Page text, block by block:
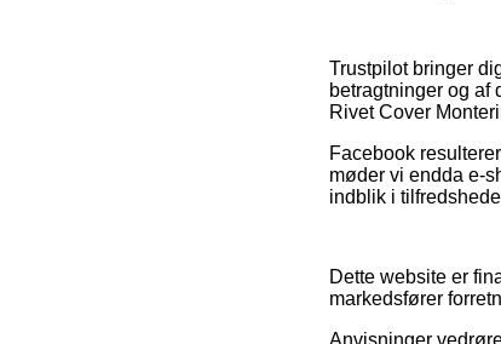
Trustpilot bringer
betragtninger og af
Rivet Cover
Facebook
møder vi endda e-
indblik i
Dette website er
markedsfører
Anvisninger